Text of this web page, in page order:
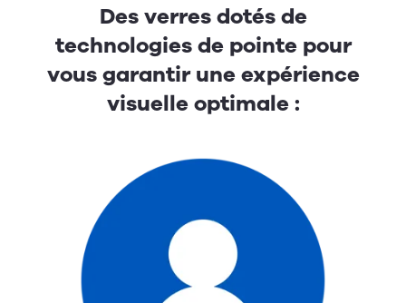
Des verres dotés de
technologies de pointe pour
vous garantir une expérience
visuelle optimale :